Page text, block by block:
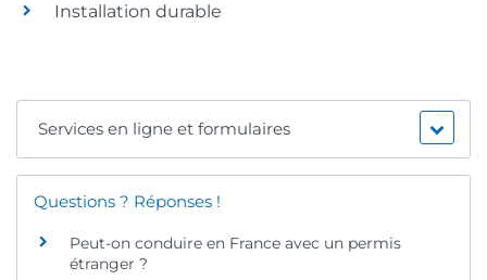
Installation durable
Services en ligne et formulaires
Questions ? Réponses !
Peut-on conduire en France avec un permis
étranger ?